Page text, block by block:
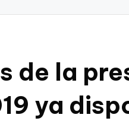
de la
ya